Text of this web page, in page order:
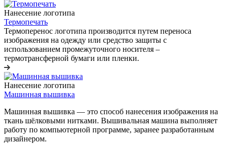
Нанесение логотипа
Термопечать
Термоперенос логотипа производится путем переноса
изображения на одежду или средство защиты с
использованием промежуточного носителя –
термотрансферной бумаги или пленки.
Нанесение логотипа
Машинная вышивка
Машинная вышивка — это способ нанесения изображения на
ткань шёлковыми нитками. Вышивальная машина выполняет
работу по компьютерной программе, заранее разработанным
дизайнером.